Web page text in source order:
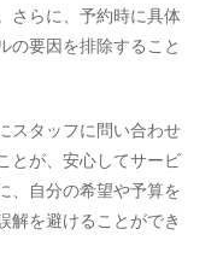
さらに、予約時に具体
の要因を排除すること
スタッフに問い合わせ
とが、安心してサービ
、自分の希望や予算を
解を避けることができ